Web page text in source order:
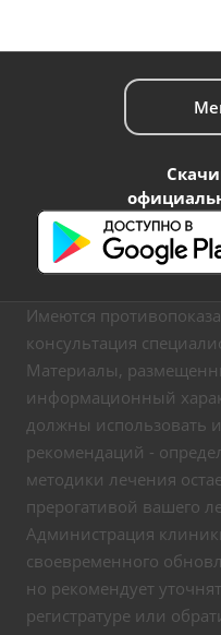
Имеются
консультация
Материалы,
информационный
должны использовать
рекомендаций -
методики лечения
прерогативой вашего
Администрация
своевременного
но рекомендует
регистратуре или